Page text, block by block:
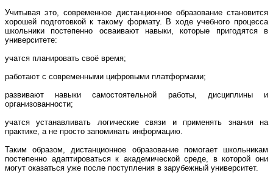
Учитывая это, современное дистанционное образование становится
хорошей подготовкой к такому формату. В ходе учебного процесса
школьники постепенно осваивают навыки, которые пригодятся в
университете:
учатся планировать своё время;
работают с современными цифровыми платформами;
развивают навыки самостоятельной работы, дисциплины и
организованности;
учатся устанавливать логические связи и применять знания на
практике, а не просто запоминать информацию.
Таким образом, дистанционное образование помогает школьникам
постепенно адаптироваться к академической среде, в которой они
могут оказаться уже после поступления в зарубежный университет.